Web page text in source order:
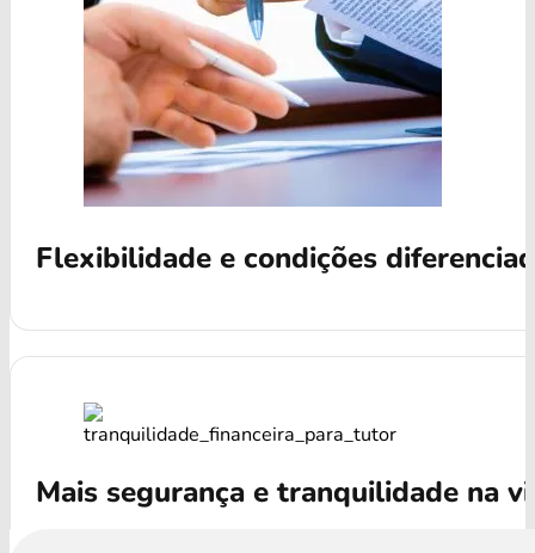
Flexibilidade e condições
Mais segurança e tranquilidade na